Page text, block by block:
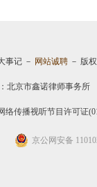
事记 － 网站诚聘 － 版
北京市鑫诺律师事务所
络传播视听节目许可证
京公网安备